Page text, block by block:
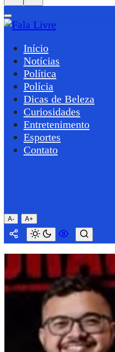
Início
Notícias
Política
Polícia
Dicas de Beleza
Curiosidades
Entretenimento
Esportes
Contato
A- A+